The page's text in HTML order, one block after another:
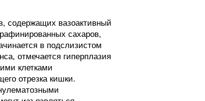
содержащих вазоактивный
сахаров,
в подслизистом
отмечается гиперплазия
клетками
отрезка кишки.